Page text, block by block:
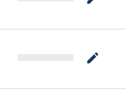
mode_edit